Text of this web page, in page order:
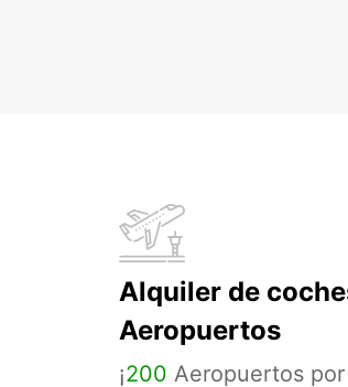
Alquiler de
Aeropuertos
¡200 Aeropuertos